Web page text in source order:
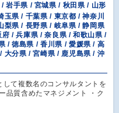
岩手県 / 宮城県 / 秋田県 / 山形
県 / 千葉県 / 東京都 / 神奈川
梨県 / 長野県 / 岐阜県 / 静岡県
/ 兵庫県 / 奈良県 / 和歌山県 /
/ 徳島県 / 香川県 / 愛媛県 / 高
大分県 / 宮崎県 / 鹿児島県 / 沖
して複数名のコンサルタントを
品質含めたマネジメント ・ク